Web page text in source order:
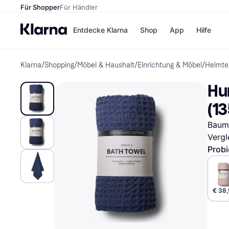
Für ShopperFür Händler
Entdecke Klarna
Zahlungsmethoden
Bezahle in 3
Teilzahlungen
Bezahle in bis zu 30
Tagen
Ratenzahlung
Shop
Shops
H&M
Temu
Alle Shops
App Hilfe
Klarna/Shopping/Möbel & Haushalt/Einrichtung & Möbel /
€